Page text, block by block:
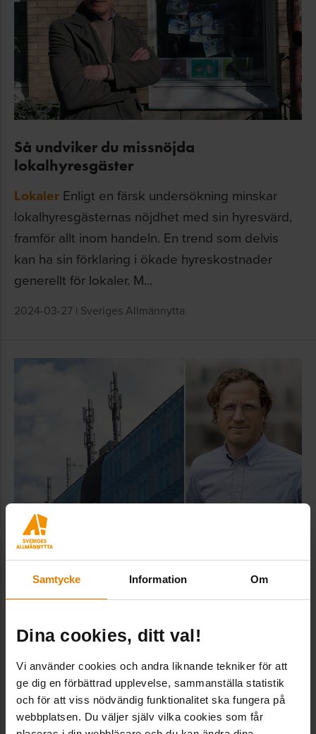
Samtycke Information Om
Dina cookies, ditt val!
Vi använder cookies och andra liknande tekniker för att
ge dig en förbättrad upplevelse, sammanställa statistik
och för att viss nödvändig funktionalitet ska fungera på
webbplatsen. Du väljer själv vilka cookies som får
Så undviker du missnöjda
lokalhyresgäster
Lokaler Enligt en färsk undersökning minskar
lokalhyresgästernas nöjdhet med sin hyresvärd,
framför allt inom handeln. En trend som delvis
kan ha sin förklaring i ökade hyreskostnader
generellt för lokaler. M...
2024-03-27 | Sveriges Allmännytta
Nya 5G-nätet kräver ändringar i både
mobilantennavtal och regler
just nu ut över hela landet.
teknikens antenner på tak till byggnader med
bra strategiskt läge. Men vad innebär e...
2024-03-20| Sveriges Allmännytta